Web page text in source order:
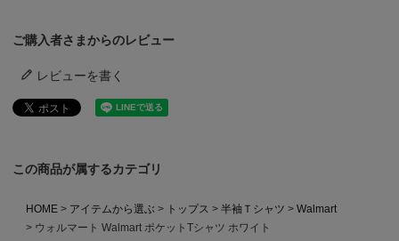
ご購入者さまからのレビュー
レビューを書く
この商品が属するカテゴリ
HOME アイテムから選ぶ トップス 半袖Ｔシャツ
Walmart
ウォルマート Walmart ポケットTシャツ ホワイト